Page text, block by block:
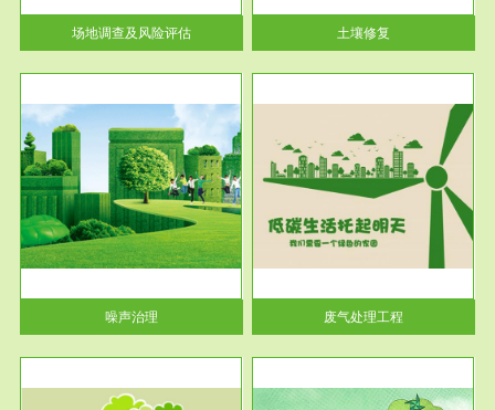
场地调查及风险评估 土壤修复
噪声治理
服务范围
废气处理工程
废气处理工程